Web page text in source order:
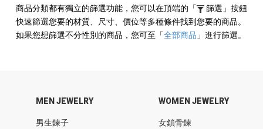
商品分類都有獨立的篩選功能，您可以在頂端的 「 篩選」 按鈕
快速篩選您要的材質、尺寸、價位等多種條件找到您要的商品。
如果您想篩選不分性別的商品，您可至 「全部商品 」 進行篩選。
MEN JEWELRY
男生鍊子
WOMEN JEWELRY
女鎖骨鍊